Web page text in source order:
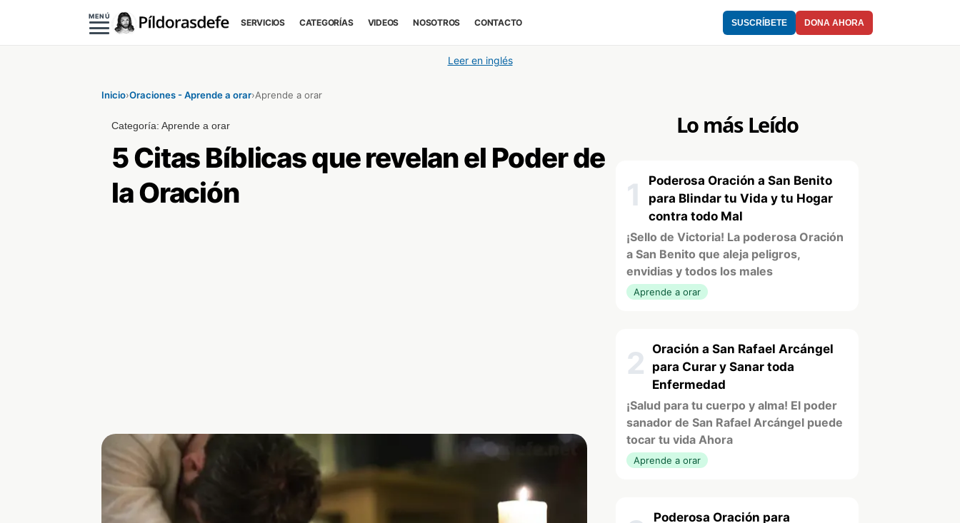
MENÚ
SERVICIOS CATEGORÍAS VIDEOS NOSOTROS CONTACTO SUSCRÍBETE DONA AHORA
Leer en inglés
Inicio›Oraciones - Aprende a orar›Aprende a orar
Categoría:Aprende a orar
5 Citas Bíblicas que revelan el Poder de
la Oración
Lo más Leído
1
Poderosa Oración a San Benito
para Blindar tu Vida y tu Hogar
contra todo Mal
¡Sello de Victoria! La poderosa Oración
a San Benito que aleja peligros,
envidias y todos los males
Aprende a orar
2 Oración a San Rafael Arcángel
para Curar y Sanar toda
Enfermedad
¡Salud para tu cuerpo y alma! El poder
sanador de San Rafael Arcángel puede
tocar tu vida Ahora
Aprende a orar
Poderosa Oración para